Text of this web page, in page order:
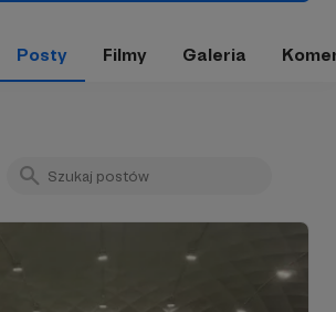
Posty Filmy Galeria